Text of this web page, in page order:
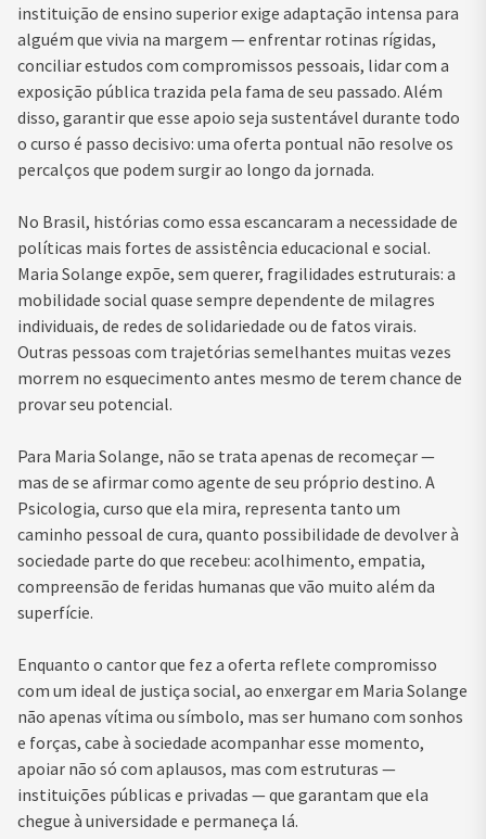
instituição de ensino superior exige adaptação intensa para
alguém que vivia na margem — enfrentar rotinas rígidas,
conciliar estudos com compromissos pessoais, lidar com a
exposição pública trazida pela fama de seu passado. Além
disso, garantir que esse apoio seja sustentável durante todo
o curso é passo decisivo: uma oferta pontual não resolve os
percalços que podem surgir ao longo da jornada.
No Brasil, histórias como essa escancaram a necessidade de
políticas mais fortes de assistência educacional e social.
Maria Solange expõe, sem querer, fragilidades estruturais: a
mobilidade social quase sempre dependente de milagres
individuais, de redes de solidariedade ou de fatos virais.
Outras pessoas com trajetórias semelhantes muitas vezes
morrem no esquecimento antes mesmo de terem chance de
provar seu potencial.
Para Maria Solange, não se trata apenas de recomeçar —
mas de se afirmar como agente de seu próprio destino. A
Psicologia, curso que ela mira, representa tanto um
caminho pessoal de cura, quanto possibilidade de devolver à
sociedade parte do que recebeu: acolhimento, empatia,
compreensão de feridas humanas que vão muito além da
superfície.
Enquanto o cantor que fez a oferta reflete compromisso
com um ideal de justiça social, ao enxergar em Maria Solange
não apenas vítima ou símbolo, mas ser humano com sonhos
e forças, cabe à sociedade acompanhar esse momento,
apoiar não só com aplausos, mas com estruturas —
instituições públicas e privadas — que garantam que ela
chegue à universidade e permaneça lá.